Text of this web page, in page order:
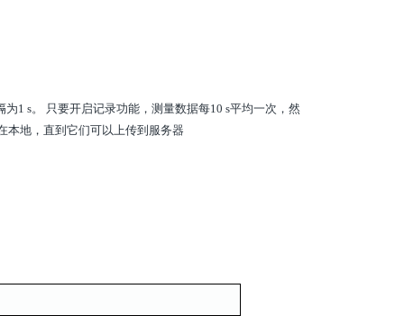
1 s。 只要开启记录功能，测量数据每10 s平均一次，然
本地，直到它们可以上传到服务器